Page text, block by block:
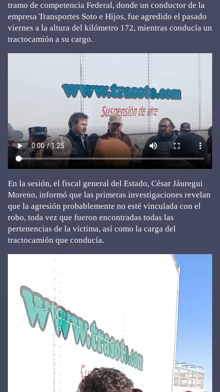
tramo de competencia Federal, donde un conductor de la
empresa Transportes Soto e Hijos, fue agredido el pasado
viernes a la altura del kilómetro 172, mientras conducía un
tractocamión a su cargo.
En la sesión, el fiscal general del Estado, César Jáuregui
Moreno, informó que las primeras investigaciones revelan
que la agresión probablemente no esté vinculada con el
robo, toda vez que fueron encontradas todas las
pertenencias de la víctima, así como la carga del
tractocamión que conducía.